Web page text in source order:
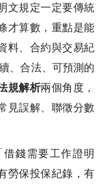
文規定一定要傳統
才算數，重點是能
料、合約與交易紀
、合法、可預測的
規解析兩個角度，
見誤解、聯徵分數
錢需要工作證明
勞保投保紀錄，有